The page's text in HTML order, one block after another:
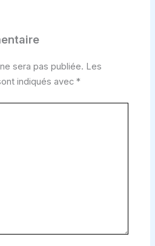
sera pas publiée. Les
indiqués avec*